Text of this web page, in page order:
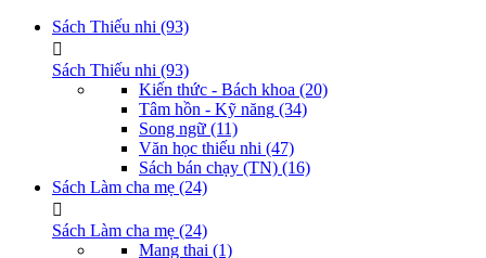
Sách Thiếu nhi (93)
Sách Thiếu nhi (93)
Kiến thức - Bách khoa (20)
Tâm hồn - Kỹ năng (34)
Song ngữ (11)
Văn học thiếu nhi (47)
Sách bán chạy (TN) (16)
Sách Làm cha mẹ (24)
Sách Làm cha mẹ (24)
Mang thai (1)